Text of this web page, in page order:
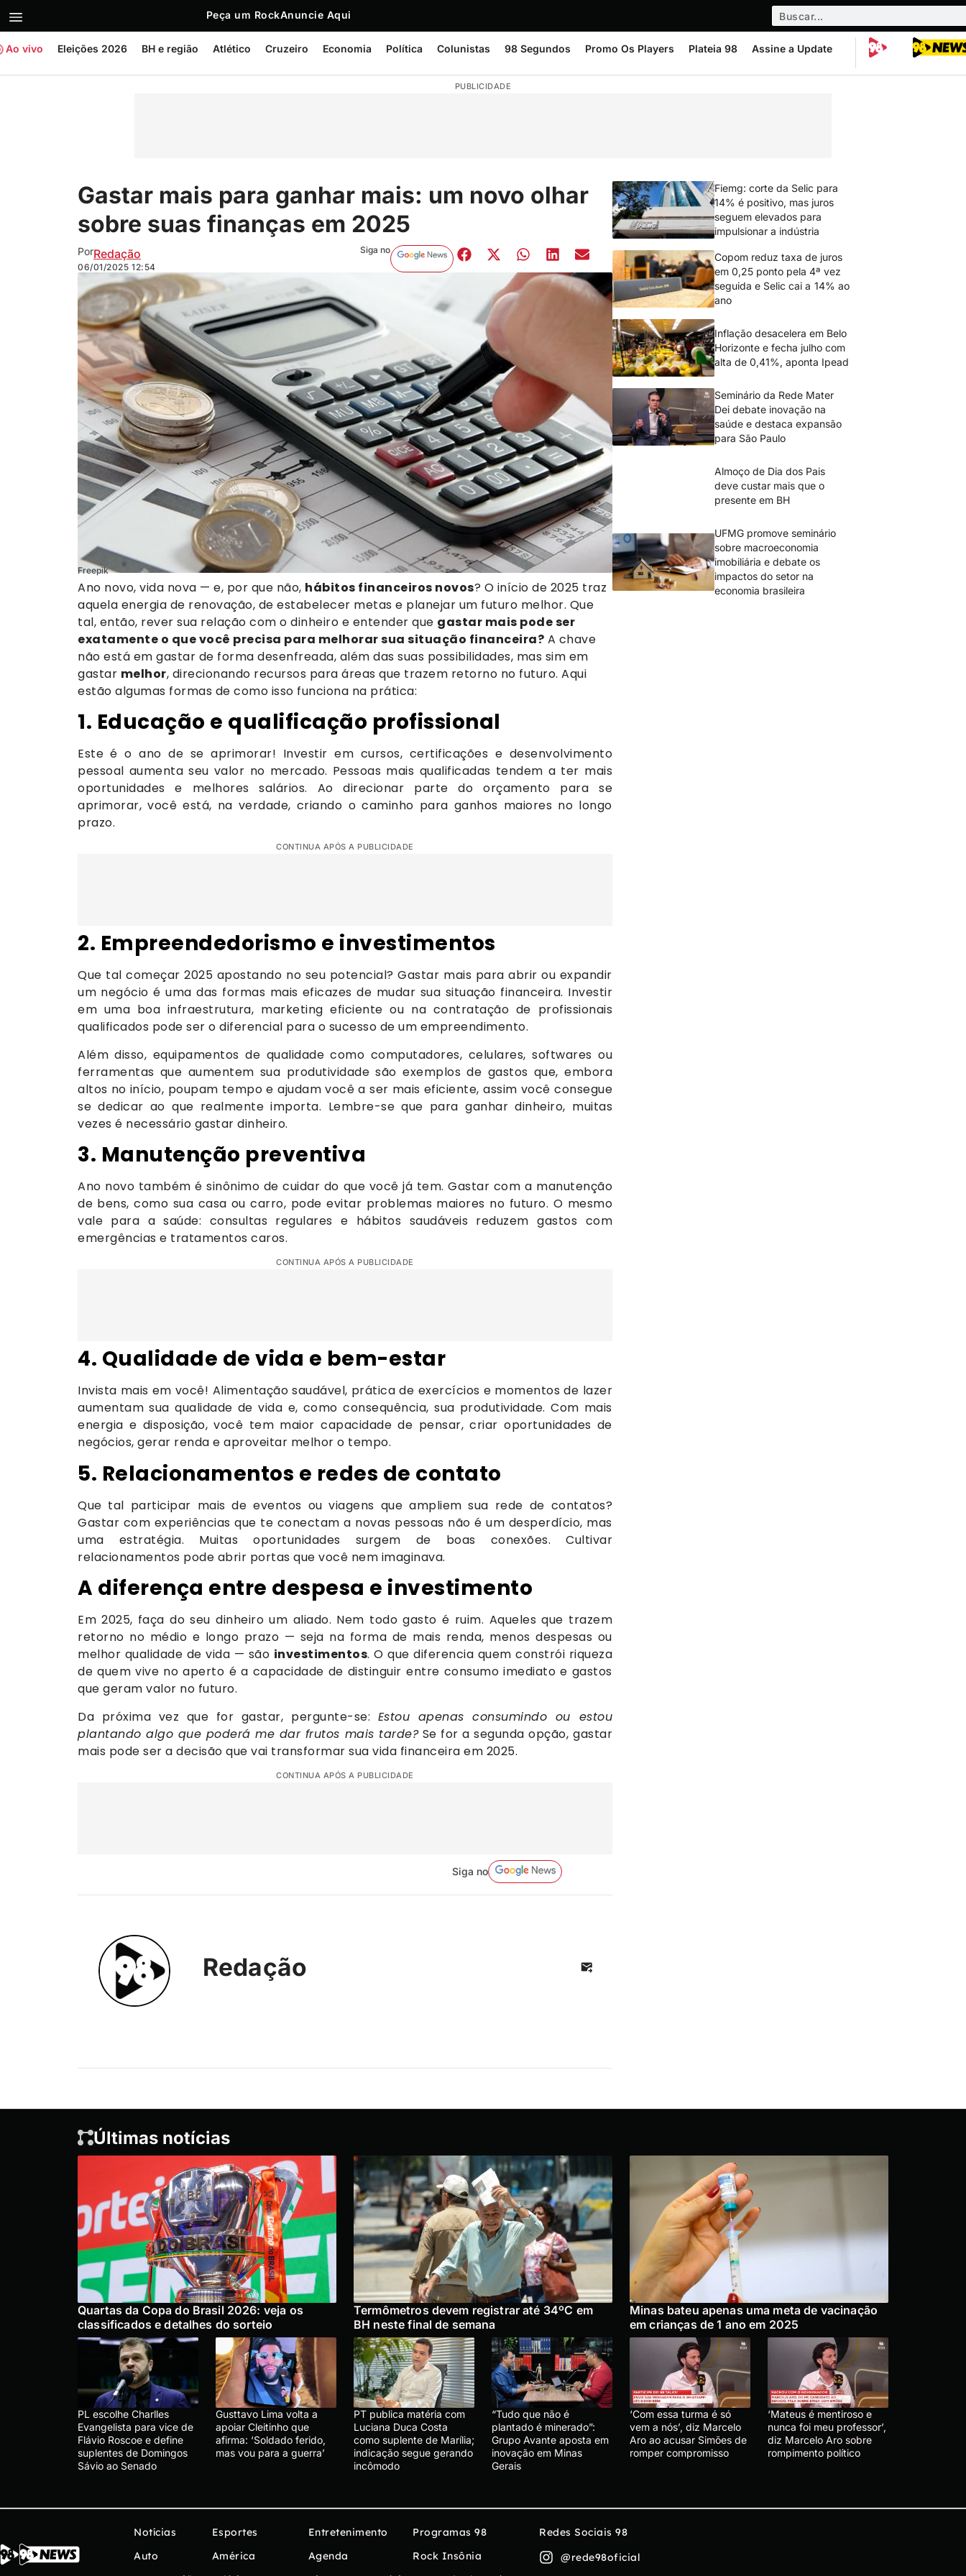
Peça um RockAnuncie Aqui
Ao vivo Eleições 2026 BH e região Atlético Cruzeiro Economia Política Colunistas 98 Segundos Promo Os Players Plateia 98 Assine a Update
PUBLICIDADE
Gastar mais para ganhar mais: um novo olhar
sobre suas finanças em 2025
PorRedação
06/01/2025 12:54
Siga no
Freepik
Ano novo, vida nova — e, por que não, hábitos financeiros novos? O início de 2025 traz
aquela energia de renovação, de estabelecer metas e planejar um futuro melhor. Que
tal, então, rever sua relação com o dinheiro e entender que gastar mais pode ser
exatamente o que você precisa para melhorar sua situação financeira? A chave
não está em gastar de forma desenfreada, além das suas possibilidades, mas sim em
gastar melhor, direcionando recursos para áreas que trazem retorno no futuro. Aqui
estão algumas formas de como isso funciona na prática:
1. Educação e qualificação profissional
Este é o ano de se aprimorar! Investir em cursos, certificações e desenvolvimento
pessoal aumenta seu valor no mercado. Pessoas mais qualificadas tendem a ter mais
oportunidades e melhores salários. Ao direcionar parte do orçamento para se
aprimorar, você está, na verdade, criando o caminho para ganhos maiores no longo
prazo.
CONTINUA APÓS A PUBLICIDADE
2. Empreendedorismo e investimentos
Que tal começar 2025 apostando no seu potencial? Gastar mais para abrir ou expandir
um negócio é uma das formas mais eficazes de mudar sua situação financeira. Investir
em uma boa infraestrutura, marketing eficiente ou na contratação de profissionais
qualificados pode ser o diferencial para o sucesso de um empreendimento.
Além disso, equipamentos de qualidade como computadores, celulares, softwares ou
ferramentas que aumentem sua produtividade são exemplos de gastos que, embora
altos no início, poupam tempo e ajudam você a ser mais eficiente, assim você consegue
se dedicar ao que realmente importa. Lembre-se que para ganhar dinheiro, muitas
vezes é necessário gastar dinheiro.
3. Manutenção preventiva
Ano novo também é sinônimo de cuidar do que você já tem. Gastar com a manutenção
de bens, como sua casa ou carro, pode evitar problemas maiores no futuro. O mesmo
vale para a saúde: consultas regulares e hábitos saudáveis reduzem gastos com
emergências e tratamentos caros.
CONTINUA APÓS A PUBLICIDADE
4. Qualidade de vida e bem-estar
Invista mais em você! Alimentação saudável, prática de exercícios e momentos de lazer
aumentam sua qualidade de vida e, como consequência, sua produtividade. Com mais
energia e disposição, você tem maior capacidade de pensar, criar oportunidades de
negócios, gerar renda e aproveitar melhor o tempo.
5. Relacionamentos e redes de contato
Que tal participar mais de eventos ou viagens que ampliem sua rede de contatos?
Gastar com experiências que te conectam a novas pessoas não é um desperdício, mas
uma estratégia. Muitas oportunidades surgem de boas conexões. Cultivar
relacionamentos pode abrir portas que você nem imaginava.
A diferença entre despesa e investimento
Em 2025, faça do seu dinheiro um aliado. Nem todo gasto é ruim. Aqueles que trazem
retorno no médio e longo prazo — seja na forma de mais renda, menos despesas ou
melhor qualidade de vida — são investimentos. O que diferencia quem constrói riqueza
de quem vive no aperto é a capacidade de distinguir entre consumo imediato e gastos
que geram valor no futuro.
Da próxima vez que for gastar, pergunte-se: Estou apenas consumindo ou estou
plantando algo que poderá me dar frutos mais tarde?Se for a segunda opção, gastar
mais pode ser a decisão que vai transformar sua vida financeira em 2025.
CONTINUA APÓS A PUBLICIDADE
Siga no
Redação
Fiemg: corte da Selic para
14% é positivo, mas juros
seguem elevados para
impulsionar a indústria
Copom reduz taxa de juros
em 0,25 ponto pela 4ª vez
seguida e Selic cai a 14% ao
ano
Inflação desacelera em Belo
Horizonte e fecha julho com
alta de 0,41%, aponta Ipead
Seminário da Rede Mater
Dei debate inovação na
saúde e destaca expansão
para São Paulo
Almoço de Dia dos Pais
deve custar mais que o
presente em BH
UFMG promove seminário
sobre macroeconomia
imobiliária e debate os
impactos do setor na
economia brasileira
Últimas notícias
Quartas da Copa do Brasil 2026: veja os
classificados e detalhes do sorteio
Termômetros devem registrar até 34ºC em
BH neste final de semana
Minas bateu apenas uma meta de vacinação
em crianças de 1 ano em 2025
PL escolhe Charlles
Evangelista para vice de
Flávio Roscoe e define
suplentes de Domingos
Sávio ao Senado
Gusttavo Lima volta a
apoiar Cleitinho que
afirma: ‘Soldado ferido,
mas vou para a guerra’
PT publica matéria com
Luciana Duca Costa
como suplente de Marília;
indicação segue gerando
incômodo
“Tudo que não é
plantado é minerado”:
Grupo Avante aposta em
inovação em Minas
Gerais
‘Com essa turma é só
vem a nós’, diz Marcelo
Aro ao acusar Simões de
romper compromisso
‘Mateus é mentiroso e
nunca foi meu professor’,
diz Marcelo Aro sobre
rompimento político
Notícias
Auto
Esportes
América
Entretenimento
Agenda
Programas 98
Rock Insônia
Redes Sociais 98
@rede98oficial